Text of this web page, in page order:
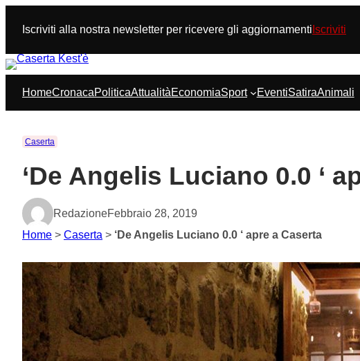
contenuto
Iscriviti alla nostra newsletter per ricevere gli aggiornamenti Iscriviti
HomeCronacaPoliticaAttualitàEconomiaSport EventiSatiraAnimali
Caserta
‘De Angelis Luciano 0.0 ‘
RedazioneFebbraio 28, 2019
Home > Caserta > ‘De Angelis Luciano 0.0 ‘ apre a Caserta